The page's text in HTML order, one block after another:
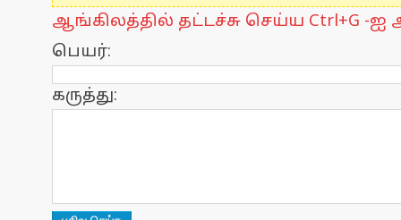
ஆங்கிலத்தில் தட்டச்சு செய்ய Ctrl+G -ஐ
பெயர்:
கருத்து: